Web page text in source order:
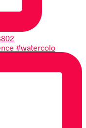
#watercolo